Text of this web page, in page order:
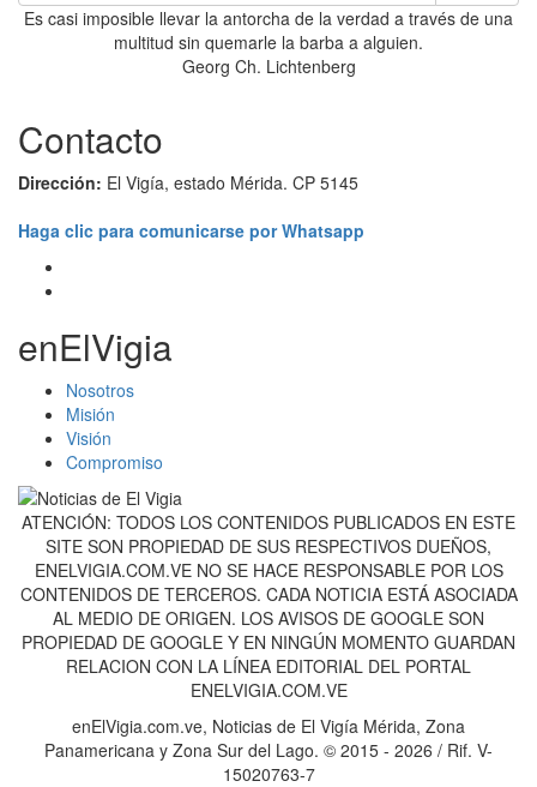
Es casi imposible llevar la antorcha de la verdad a través de una
multitud sin quemarle la barba a alguien.
Georg Ch. Lichtenberg
Contacto
Dirección: El Vigía, estado Mérida. CP 5145
Haga clic para comunicarse por Whatsapp
enElVigia
Nosotros
Misión
Visión
Compromiso
ATENCIÓN: TODOS LOS CONTENIDOS PUBLICADOS EN ESTE
SITE SON PROPIEDAD DE SUS RESPECTIVOS DUEÑOS,
ENELVIGIA.COM.VE NO SE HACE RESPONSABLE POR LOS
CONTENIDOS DE TERCEROS. CADA NOTICIA ESTÁ ASOCIADA
AL MEDIO DE ORIGEN. LOS AVISOS DE GOOGLE SON
PROPIEDAD DE GOOGLE Y EN NINGÚN MOMENTO GUARDAN
RELACION CON LA LÍNEA EDITORIAL DEL PORTAL
ENELVIGIA.COM.VE
enElVigia.com.ve, Noticias de El Vigía Mérida, Zona
Panamericana y Zona Sur del Lago. © 2015 - 2026 / Rif. V-
15020763-7